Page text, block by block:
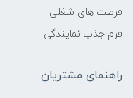
فرصت های شغلی
فرم جذب نمایندگی
راهنمای مشتریان